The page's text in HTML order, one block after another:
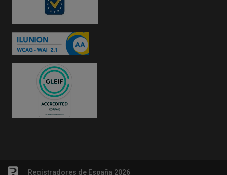
Registradores de España 2026